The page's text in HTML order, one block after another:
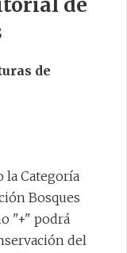
de
de
la Categoría
Bosques
"+" podrá
del